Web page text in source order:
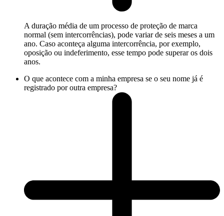
A duração média de um processo de proteção de marca
normal (sem intercorrências), pode variar de seis meses a um
ano. Caso aconteça alguma intercorrência, por exemplo,
oposição ou indeferimento, esse tempo pode superar os dois
anos.
O que acontece com a minha empresa se o seu nome já é
registrado por outra empresa?